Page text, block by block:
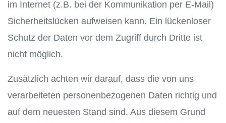
im Internet (z.B. bei der Kommunikation per E-Mail)
Sicherheitslücken aufweisen kann. Ein lückenloser
Schutz der Daten vor dem Zugriff durch Dritte ist
nicht möglich.
Zusätzlich achten wir darauf, dass die von uns
verarbeiteten personenbezogenen Daten richtig und
auf dem neuesten Stand sind. Aus diesem Grund